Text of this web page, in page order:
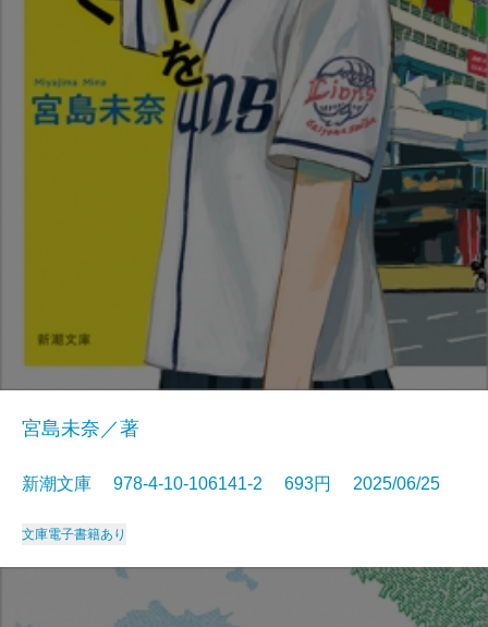
宮島未奈／著
新潮文庫 978-4-10-106141-2 693円 2025/06/25
文庫電子書籍あり